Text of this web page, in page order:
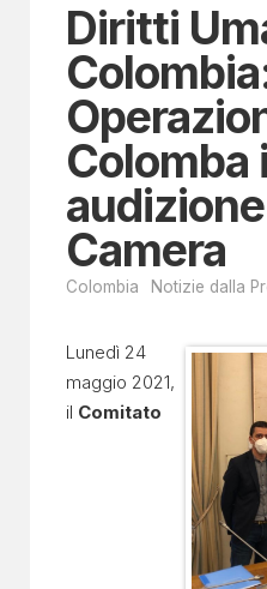
Diritti
Colomba
Camera
Colombia Notizie dalla
Lunedì 24
maggio 2021,
il Comitato